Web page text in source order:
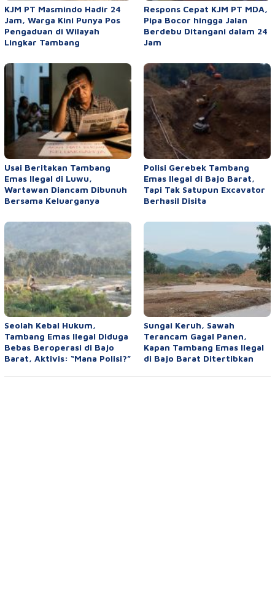
KJM PT Masmindo Hadir 24
Jam, Warga Kini Punya Pos
Pengaduan di Wilayah
Lingkar Tambang
Respons Cepat KJM PT MDA,
Pipa Bocor hingga Jalan
Berdebu Ditangani dalam 24
Jam
Usai Beritakan Tambang
Emas Ilegal di Luwu,
Wartawan Diancam Dibunuh
Bersama Keluarganya
Polisi Gerebek Tambang
Emas Ilegal di Bajo Barat,
Tapi Tak Satupun Excavator
Berhasil Disita
Seolah Kebal Hukum,
Tambang Emas Ilegal Diduga
Bebas Beroperasi di Bajo
Barat, Aktivis: “Mana Polisi?”
Sungai Keruh, Sawah
Terancam Gagal Panen,
Kapan Tambang Emas Ilegal
di Bajo Barat Ditertibkan